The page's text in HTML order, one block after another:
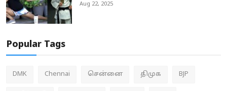
Aug 22, 2025
Popular Tags
DMK Chennai சென்னை திமுக BJP